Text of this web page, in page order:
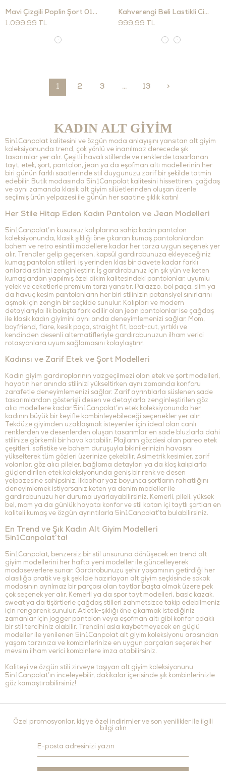
Mavi Çizgili Poplin Şort 0179
1.099,99 TL
Kahverengi Beli Lastikli Cigarette Pantolon 00191
999,99 TL
1 2 3 ... 13 >
KADIN ALT GİYİM
5in1Canpolat kalitesini ve özgün moda anlayışını yansıtan alt giyim
koleksiyonunda trend, çok yönlü ve inanılmaz derecede şık
tasarımlar yer alır. Çeşitli havalı stillerde ve renklerde tasarlanan
tayt, etek, şort, pantolon, jean ya da eşofman altı modellerinin her
biri günün farklı saatlerinde stil duygunuzu zarif bir şekilde tatmin
edebilir. Butik modasında 5in1Canpolat kalitesini hissettiren, çağdaş
ve aynı zamanda klasik alt giyim silüetlerinden oluşan özenle
seçilmiş ürün yelpazesi ile günün her saatine şıklık katın!
Her Stile Hitap Eden Kadın Pantolon ve Jean Modelleri
5in1Canpolat’ın kusursuz kalıplarına sahip kadın pantolon
koleksiyonunda, klasik şıklığı öne çıkaran kumaş pantolonlardan
bohem ve retro esintili modellere kadar her tarza uygun seçenek yer
alır. Trendler gelip geçerken, kapsül gardırobunuza ekleyeceğiniz
kumaş pantolon stilleri, iş yerinden klas bir davete kadar farklı
anlarda stlinizi zenginleştirir. İş gardırobunuz için şık yün ve keten
kumaşlardan yapılmış özel dikim kalitesindeki pantolonlar, uyumlu
yelek ve ceketlerle premium tarzı yansıtır. Palazzo, bol paça, slim ya
da havuç kesim pantolonların her biri stilinizin potansiyel sınırlarını
aşmak için zengin bir seçkide sunulur. Kalıpları ve modern
detaylarıyla ilk bakışta fark edilir olan jean pantolonlar ise çağdaş
ile klasik kadın giyimini aynı anda deneyimlemenizi sağlar. Mom,
boyfriend, flare, kesik paça, straight fit, boot-cut, yırtıklı ve
kendinden desenli alternatifleriyle gardırobunuzun ilham verici
rotasyonlara uyum sağlamasını kolaylaştırır.
Kadınsı ve Zarif Etek ve Şort Modelleri
Kadın giyim gardıroplarının vazgeçilmezi olan etek ve şort modelleri,
hayatın her anında stilinizi yükseltirken aynı zamanda konforu
zarafetle deneyimlemenizi sağlar. Zarif ayrıntılarla süslenen sade
tasarımlardan gösterişli desen ve detaylarla zenginleştirilen göz
alıcı modellere kadar 5in1Canpolat’ın etek koleksiyonunda her
kadının büyük bir keyifle kombinleyebileceği seçenekler yer alır.
Tekdüze giyimden uzaklaşmak isteyenler için ideal olan canlı
renklerden ve desenlerden oluşan tasarımlar en sade bluzlarla dahi
stilinize görkemli bir hava katabilir. Plajların gözdesi olan pareo etek
çeşitleri, sofistike ve bohem duruşuyla bikinilerinizin havasını
yükselterek tüm gözleri üzerinize çekebilir. Asimetrik kesimler, zarif
volanlar, göz alıcı pileler, bağlama detayları ya da kloş kalıplarla
güçlendirilen etek koleksiyonunda geniş bir renk ve desen
yelpazesine sahipsiniz. İlkbahar yaz boyunca şortların rahatlığını
deneyimlemek istiyorsanız keten ya denim modeller ile
gardırobunuzu her duruma uyarlayabilirsiniz. Kemerli, pileli, yüksek
bel, mom ya da günlük hayata konfor ve stil katan içi taytlı şortları en
kaliteli kumaş ve özgün ayrıntılarla 5in1Canpolat’ta bulabilirsiniz.
En Trend ve Şık Kadın Alt Giyim Modelleri
5in1Canpolat’ta!
5in1Canpolat, benzersiz bir stil unsuruna dönüşecek en trend alt
giyim modellerini her hafta yeni modeller ile güncelleyerek
modaseverlere sunar. Gardırobunuzu şehir yaşamının getirdiği her
olasılığa pratik ve şık şekilde hazırlayan alt giyim seçkisinde sokak
modasının ayrılmaz bir parçası olan taytlar başta olmak üzere pek
çok seçenek yer alır. Kemerli ya da spor tayt modelleri, basic kazak,
sweat ya da tişörtlerle çağdaş stilleri zahmetsizce takip edebilmeniz
için rengarenk sunulur. Atletik-şıklığı öne çıkarmak istediğiniz
zamanlar için jogger pantolon veya eşofman altı gibi konfor odaklı
bir stil tercihiniz olabilir. Trendini asla kaybetmeyecek en güçlü
modeller ile yenilenen 5in1Canpolat alt giyim koleksiyonu arasından
yaşam tarzınıza ve kombinlerinize en uygun parçaları seçerek her
mevsim ilham verici kombinlere imza atabilirsiniz.
Kaliteyi ve özgün stili zirveye taşıyan alt giyim koleksiyonunu
5in1Canpolat’ın inceleyebilir, dakikalar içerisinde şık kombinlerinizle
göz kamaştırabilirsiniz!
Özel promosyonlar, kişiye özel indirimler ve son yenilikler ile ilgili
bilgi alın